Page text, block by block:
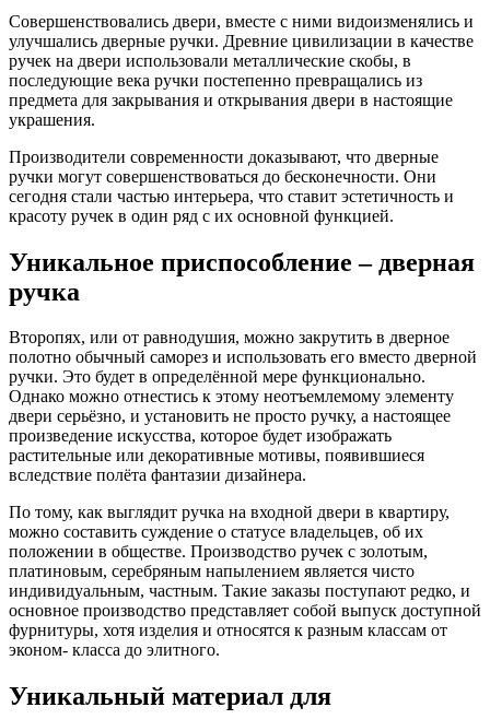
Совершенствовались двери, вместе с ними видоизменялись и
улучшались дверные ручки. Древние цивилизации в качестве
ручек на двери использовали металлические скобы, в
последующие века ручки постепенно превращались из
предмета для закрывания и открывания двери в настоящие
украшения.
Производители современности доказывают, что дверные
ручки могут совершенствоваться до бесконечности. Они
сегодня стали частью интерьера, что ставит эстетичность и
красоту ручек в один ряд с их основной функцией.
Уникальное приспособление – дверная
ручка
Второпях, или от равнодушия, можно закрутить в дверное
полотно обычный саморез и использовать его вместо дверной
ручки. Это будет в определённой мере функционально.
Однако можно отнестись к этому неотъемлемому элементу
двери серьёзно, и установить не просто ручку, а настоящее
произведение искусства, которое будет изображать
растительные или декоративные мотивы, появившиеся
вследствие полёта фантазии дизайнера.
По тому, как выглядит ручка на входной двери в квартиру,
можно составить суждение о статусе владельцев, об их
положении в обществе. Производство ручек с золотым,
платиновым, серебряным напылением является чисто
индивидуальным, частным. Такие заказы поступают редко, и
основное производство представляет собой выпуск доступной
фурнитуры, хотя изделия и относятся к разным классам от
эконом- класса до элитного.
Уникальный материал для